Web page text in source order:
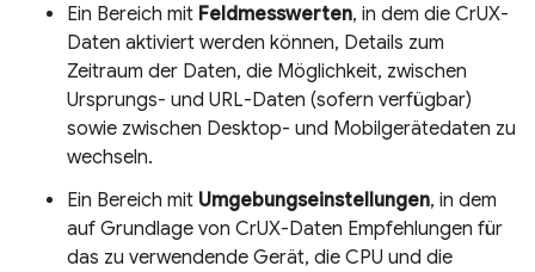
Ein Bereich mit Feldmesswerten, in dem die CrUX-
Daten aktiviert werden können, Details zum
Zeitraum der Daten, die Möglichkeit, zwischen
Ursprungs- und URL-Daten (sofern verfügbar)
sowie zwischen Desktop- und Mobilgerätedaten zu
wechseln.
Ein Bereich mit Umgebungseinstellungen, in dem
auf Grundlage von CrUX-Daten Empfehlungen für
das zu verwendende Gerät, die CPU und die